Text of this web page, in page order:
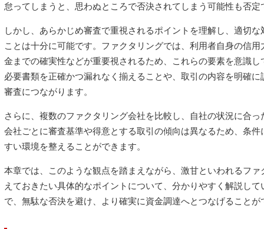
怠ってしまうと、思わぬところで否決されてしまう可能性も否定
しかし、あらかじめ審査で重視されるポイントを理解し、適切
ことは十分に可能です。ファクタリングでは、利用者自身の信
金までの確実性などが重要視されるため、これらの要素を意識
必要書類を正確かつ漏れなく揃えることや、取引の内容を明確
審査につながります。
さらに、複数のファクタリング会社を比較し、自社の状況に合
会社ごとに審査基準や得意とする取引の傾向は異なるため、条
すい環境を整えることができます。
本章では、このような観点を踏まえながら、激甘といわれるフ
えておきたい具体的なポイントについて、分かりやすく解説し
で、無駄な否決を避け、より確実に資金調達へとつなげることが